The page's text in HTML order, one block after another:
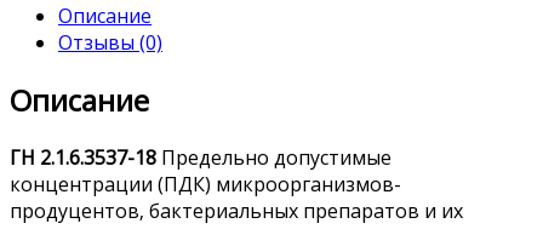
Описание
Отзывы (0)
Описание
ГН 2.1.6.3537-18 Предельно допустимые
концентрации (ПДК) микроорганизмов-
продуцентов‚ бактериальных препаратов и их